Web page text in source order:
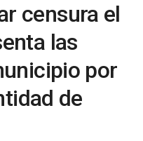
censura el
las
por
de